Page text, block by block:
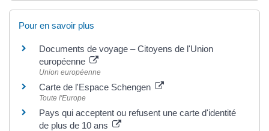
Pour en savoir plus
Documents de voyage – Citoyens de l'Union
européenne
Union européenne
Carte de l'Espace Schengen
Toute l'Europe
Pays qui acceptent ou refusent une carte d'identité
de plus de 10 ans